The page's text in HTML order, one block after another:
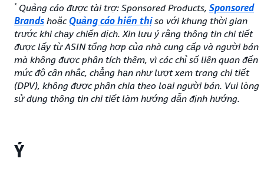
*Quảng cáo được tài trợ: Sponsored Products, Sponsored
Brands hoặc Quảng cáo hiển thịso với khung thời gian
trước khi chạy chiến dịch. Xin lưu ý rằng thông tin chi tiết
được lấy từ ASIN tổng hợp của nhà cung cấp và người bán
mà không được phân tích thêm, vì các chỉ số liên quan đến
mức độ cân nhắc, chẳng hạn như lượt xem trang chi tiết
(DPV), không được phân chia theo loại người bán. Vui lòng
sử dụng thông tin chi tiết làm hướng dẫn định hướng.
Ý